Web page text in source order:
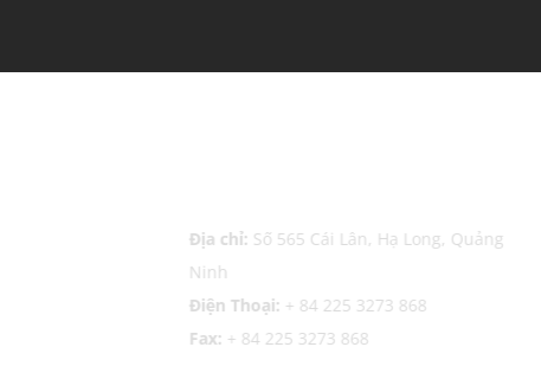
Địa chỉ:Số 565 Cái Lân, Hạ Long, Quảng
Ninh
Điện Thoại:+ 84 225 3273 868
Fax:+ 84 225 3273 868